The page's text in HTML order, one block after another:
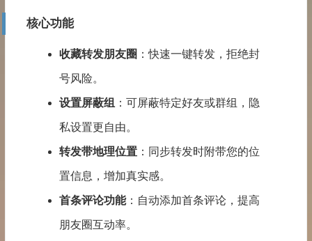
核心功能
收藏转发朋友圈 ：快速一键转发，拒绝封
号风险。
设置屏蔽组 ：可屏蔽特定好友或群组，隐
私设置更自由。
转发带地理位置：同步转发时附带您的位
置信息，增加真实感。
首条评论功能：自动添加首条评论，提高
朋友圈互动率。